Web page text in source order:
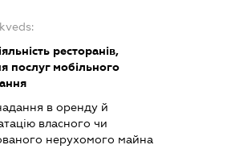
ресторанів,
послуг мобільного
в оренду й
власного чи
нерухомого майна